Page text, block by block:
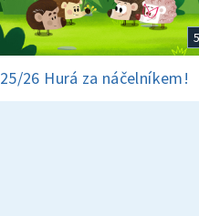
25/26 Hurá za náčelníkem!